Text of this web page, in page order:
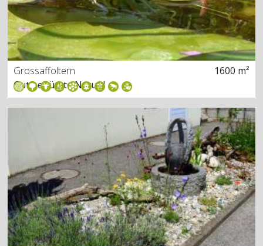
Grossaffoltern
1600 m²
Gut behütete Natur !